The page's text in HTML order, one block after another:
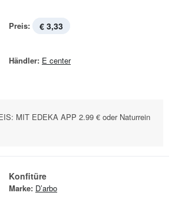
Preis: € 3,33
Händler: E center
MIT EDEKA APP 2.99 € oder Naturrein
Konfitüre
Marke: D’arbo